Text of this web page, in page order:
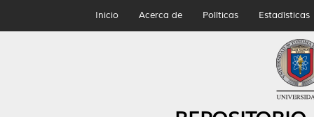
Inicio Acerca de Políticas Estadísticas